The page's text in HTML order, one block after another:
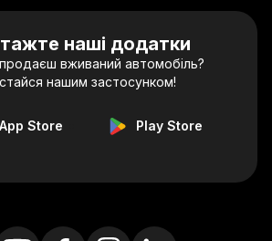
наші додатки
вживаний автомобіль?
нашим застосунком!
App Store Play Store